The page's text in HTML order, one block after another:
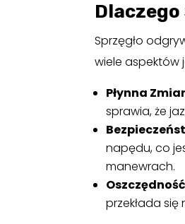
Dlaczego
Sprzęgło
wiele aspektów
Płynna
sprawia, że
napędu, co
manewrach.
przekłada